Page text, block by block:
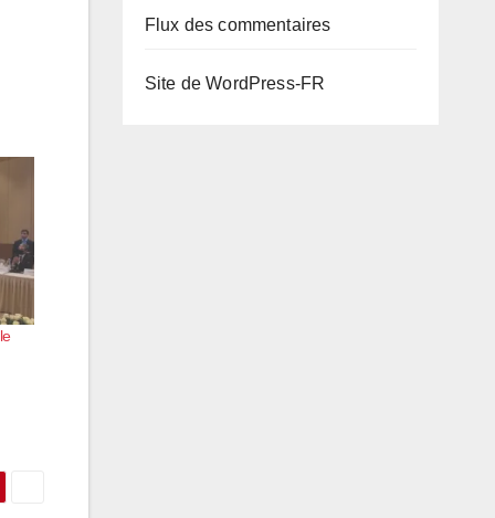
Flux des commentaires
Site de WordPress-FR